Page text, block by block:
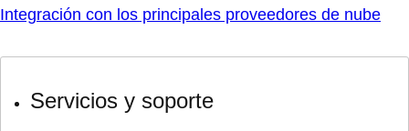
Integración con los principales proveedores de nube
Servicios y soporte